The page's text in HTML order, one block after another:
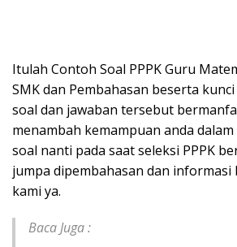
Itulah Contoh Soal PPPK Guru
SMK dan Pembahasan beserta
soal dan jawaban tersebut
menambah kemampuan anda
soal nanti pada saat seleksi PPPK
jumpa dipembahasan dan
kami ya.
Baca Juga :